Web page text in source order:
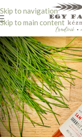
Skip to navigation
Skip to main content